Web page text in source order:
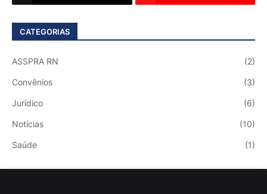
CATEGORIAS
ASSPRA RN (2)
Convênios (3)
Jurídico (6)
Notícias (10)
Saúde (1)